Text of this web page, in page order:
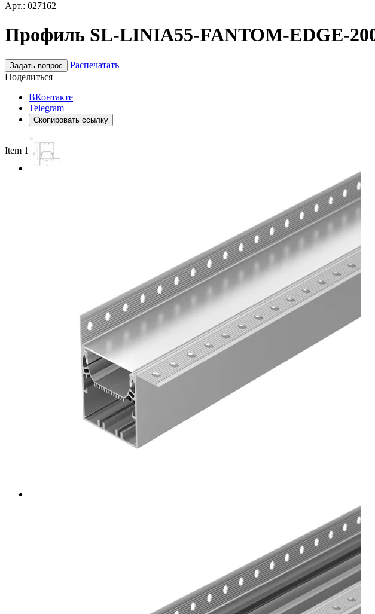
Арт.: 027162
Профиль SL-LINIA55-FANTOM-EDGE-
Задать вопрос
Распечатать
Поделиться
ВКонтакте
Telegram
Скопировать ссылку
Item 1 of 3